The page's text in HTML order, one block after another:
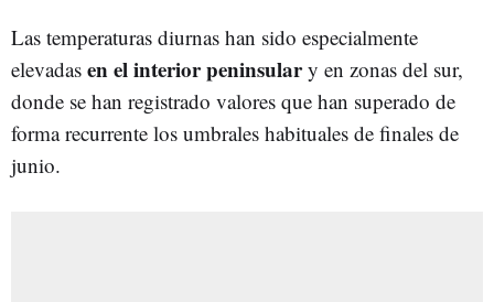
Las temperaturas diurnas han sido especialmente
elevadas en el interior peninsulary en zonas del sur,
donde se han registrado valores que han superado de
forma recurrente los umbrales habituales de finales de
junio.